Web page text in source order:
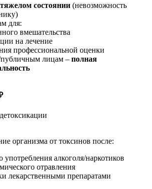
тяжелом состоянии (невозможность
для:
вмешательства
на лечение
профессиональной оценки
лицам – полная
организма от токсинов после:
употребления алкоголя/наркотиков
отравления
лекарственными препаратами